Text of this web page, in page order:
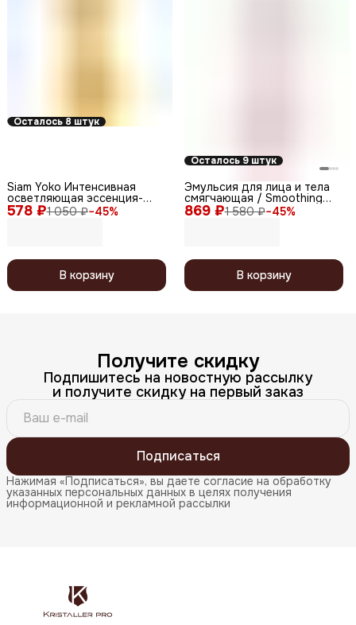
Осталось 8 штук
578 ₽1 050 ₽−45%
Siam Yoko Интенсивная
осветляющая эссенция-
бустер для лица и тела с
витамином C, 490 мл
В корзину
Осталось 9 штук
869 ₽1 580 ₽−45%
Эмульсия для лица и тела
смягчающая / Smoothing
Emollient, 200 мл
В корзину
Получите скидку
Подпишитесь на новостную рассылку
и получите скидку на первый заказ
Подписаться
Нажимая «Подписаться», вы даете согласие на обработку
указанных персональных данных в целях получения
информационной и рекламной рассылки